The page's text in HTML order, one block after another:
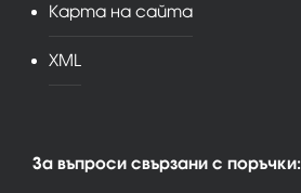
Карта на сайта
XML
За въпроси свързани с поръчки: